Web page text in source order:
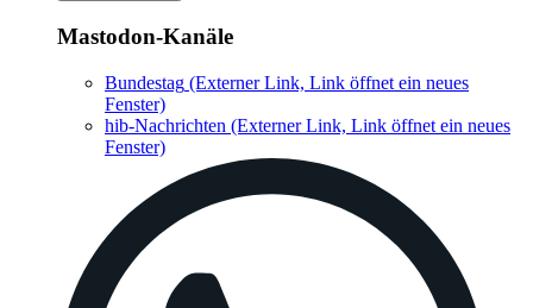
Mastodon-Kanäle
Bundestag (Externer Link, Link öffnet ein neues
Fenster)
hib-Nachrichten (Externer Link, Link öffnet ein neues
Fenster)